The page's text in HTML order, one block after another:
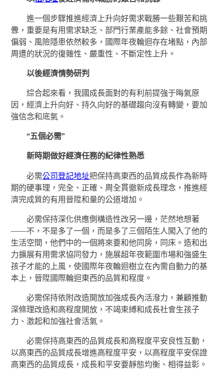
進一個步驟推進經濟上升向好需求戰勝一些艱苦和挑
釁，重要是有用需求缺乏、部門行業產能多餘、社會預期
偏弱、風險隱患依然較多，國際年夜輪迴存在堵點，內部
周遭的狀況的復雜性、嚴重性、不斷定性上升。
以後經濟情勢研判
綜合起來看，我國成長面對的有利前提強于晦氣原
因，經濟上升向好、持久向好的基礎趨向沒有轉變，要加
強信念和底氣。
“五個必需”
新時期做好經濟任務的紀律性熟悉
必需公司登記地址把保持高東西的品質成長作為新時
期的硬事理，完全、正確、周全貫徹新成長理念，推進經
濟完成質的有用晉陞和量的公道增加。
必需保持深化供應側構造性改另一邊，茫然地想著
——不，不是多了一個，而是多了三個陌生人闖入了他的
生活空間，他們中的一個將來要和他同房，同床。造和出
力擴展有用需求協同發力，施展超年夜範圍市場和強盛生
孩子才能的上風，使國際年夜輪迴樹立在內需自動力的基
本上，晉陞國際輪迴東西的品質和程度。
必需保持依附改造開放加強成長內活潑力，兼顧推動
深條理改造和高程度開放，不竭束縛和成長社會生孩子
力、激起和加強社會活氣。
必需保持高東西的品質成長和高程度平安良性互動，
以高東西的品質成長增進高程度平安，以高程度平安保證
高東西的品質成長，成長和平安要靜態均衡、相得益彰。